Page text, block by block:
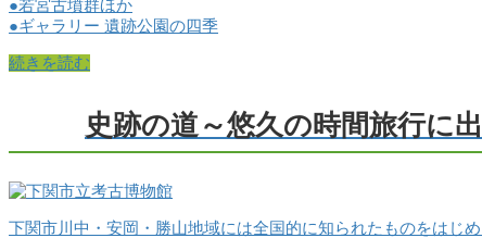
●若宮古墳群ほか
●ギャラリー 遺跡公園の四季
続きを読む
史跡の道～悠久の時間旅行に
下関市川中・安岡・勝山地域には全国的に知られたものをはじ